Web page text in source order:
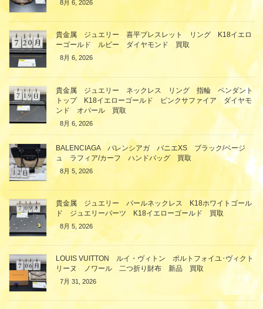
8月 6, 2026
貴金属 ジュエリー 喜平ブレスレット リング K18イエロ
ーゴールド ルビー ダイヤモンド 買取
8月 6, 2026
貴金属 ジュエリー ネックレス リング 指輪 ペンダント
トップ K18イエローゴールド ピンクサファイア ダイヤモ
ンド オパール 買取
8月 6, 2026
BALENCIAGA バレンシアガ パニエXS ブラック/ベージ
ュ ラフィア/カーフ ハンドバッグ 買取
8月 5, 2026
貴金属 ジュエリー パールネックレス K18ホワイトゴール
ド ジュエリーパーツ K18イエローゴールド 買取
8月 5, 2026
LOUIS VUITTON ルイ・ヴィトン ポルトフォイユ･ヴィクト
リーヌ ノワール 二つ折り財布 新品 買取
7月 31, 2026